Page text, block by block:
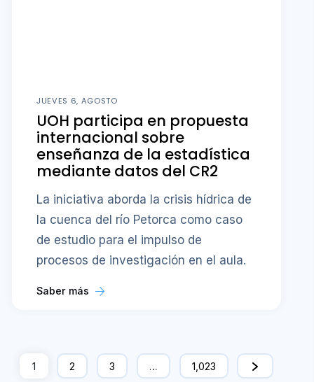
JUEVES 6, AGOSTO
UOH participa en propuesta
internacional sobre
enseñanza de la estadística
mediante datos del CR2
La iniciativa aborda la crisis hídrica de
la cuenca del río Petorca como caso
de estudio para el impulso de
procesos de investigación en el aula.
Saber más
1 2 3 … 1,023